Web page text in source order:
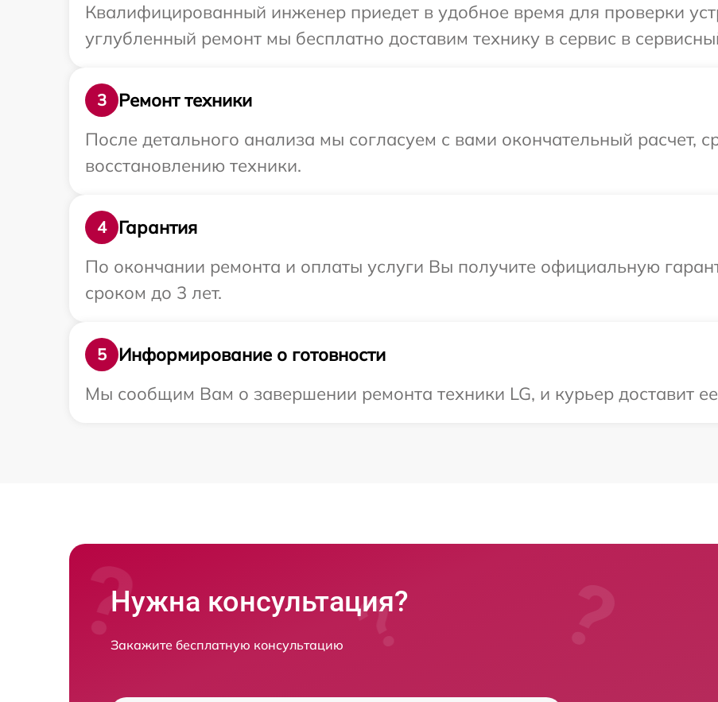
Квалифицированный инженер приедет в удобное время для проверки
углубленный ремонт мы бесплатно доставим технику в сервис в
3
Ремонт техники
После детального анализа мы согласуем с вами окончательный расчет,
восстановлению техники.
4
Гарантия
По окончании ремонта и оплаты услуги Вы получите официальную
сроком до 3 лет.
5
Информирование о готовности
Мы сообщим Вам о завершении ремонта техники LG, и курьер доставит
Нужна консультация?
Закажите бесплатную консультацию